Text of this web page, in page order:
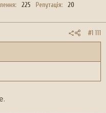
225 Репутація
20
#1 111